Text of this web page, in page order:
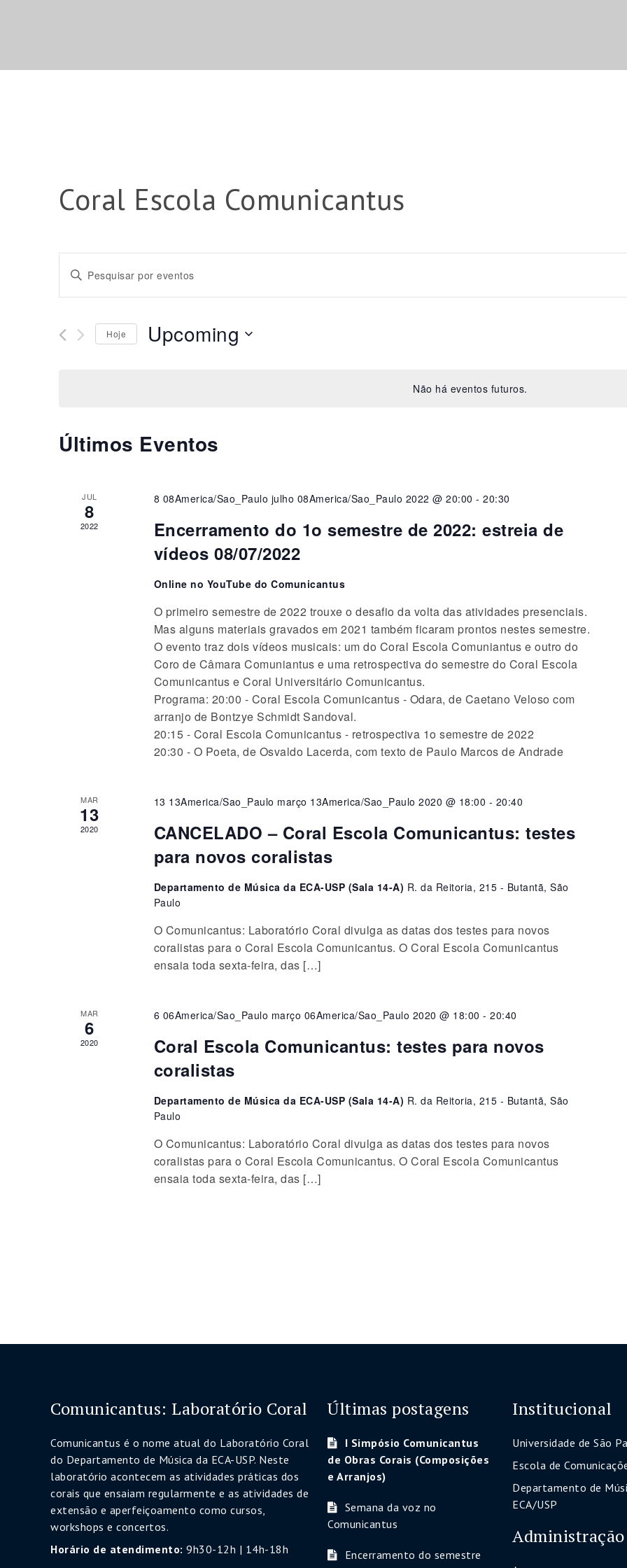
Não há eventos futuros.
Coral Escola Comunicantus
Pesquisa
e
navegação
Eventos
Digite
Pesquisa
Hoje Upcoming
Últimos Eventos
JUL
8
2022
8 08America/Sao_Paulo julho 08America/Sao_Paulo 2022 @ 20:00 -20:30
Encerramento do 1o semestre de 2022: estreia de
vídeos 08/07/2022
Online no YouTube do Comunicantus
O primeiro semestre de 2022 trouxe o desafio da volta das atividades presenciais.
Mas alguns materiais gravados em 2021 também ficaram prontos nestes semestre.
O evento traz dois vídeos musicais: um do Coral Escola Comuniantus e outro do
Coro de Câmara Comuniantus e uma retrospectiva do semestre do Coral Escola
Comunicantus e Coral Universitário Comunicantus.
Programa: 20:00 - Coral Escola Comunicantus - Odara, de Caetano Veloso com
arranjo de Bontzye Schmidt Sandoval.
20:15 - Coral Escola Comunicantus - retrospectiva 1o semestre de 2022
20:30 - O Poeta, de Osvaldo Lacerda, com texto de Paulo Marcos de Andrade
MAR
13
2020
13 13America/Sao_Paulo março 13America/Sao_Paulo 2020 @ 18:00 - 20:40
CANCELADO – Coral Escola Comunicantus: testes
para novos coralistas
Departamento de Música da ECA-USP (Sala 14-A) R. da Reitoria, 215 - Butantã, São
Paulo
O Comunicantus: Laboratório Coral divulga as datas dos testes para novos
coralistas para o Coral Escola Comunicantus. O Coral Escola Comunicantus
ensaia toda sexta-feira, das […]
MAR
6
2020
6 06America/Sao_Paulo março 06America/Sao_Paulo 2020 @ 18:00 -20:40
Coral Escola Comunicantus: testes para novos
coralistas
Departamento de Música da ECA-USP (Sala 14-A) R. da Reitoria, 215 - Butantã, São
Paulo
O Comunicantus: Laboratório Coral divulga as datas dos testes para novos
coralistas para o Coral Escola Comunicantus. O Coral Escola Comunicantus
ensaia toda sexta-feira, das […]
Comunicantus: Laboratório Coral
Comunicantus é o nome atual do Laboratório Coral
do Departamento de Música da ECA-USP. Neste
laboratório acontecem as atividades práticas dos
corais que ensaiam regularmente e as atividades de
extensão e aperfeiçoamento como cursos,
workshops e concertos.
Horário de atendimento: 9h30-12h | 14h-18h
Últimas postagens
I Simpósio Comunicantus
de Obras Corais (Composições
e Arranjos)
Semana da voz no
Comunicantus
Encerramento do semestre
Institucional
Universidade de São
Escola de
Departamento de
ECA/USP
Administração